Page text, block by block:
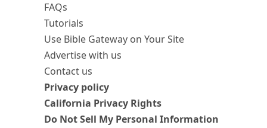
FAQs
Tutorials
Use Bible Gateway on Your Site
Advertise with us
Contact us
Privacy policy
California Privacy Rights
Do Not Sell My Personal Information